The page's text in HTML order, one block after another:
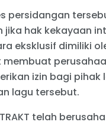
persidangan
jika hak kekayaan
eksklusif dimiliki
membuat
izin bagi pihak
lagu tersebut.
telah